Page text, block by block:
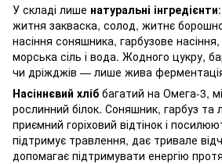
У складі лише натуральні інгредієнти
житня закваска, солод, житнє
насіння соняшника, гарбузове
морська сіль і вода. Жодного цукру,
чи дріжджів — лише жива
Насіннєвий хліб багатий на Омега-3,
рослинний білок. Соняшник, гарбуз та
приємний горіховий відтінок і
підтримує травлення, дає тривале
допомагає підтримувати енергію